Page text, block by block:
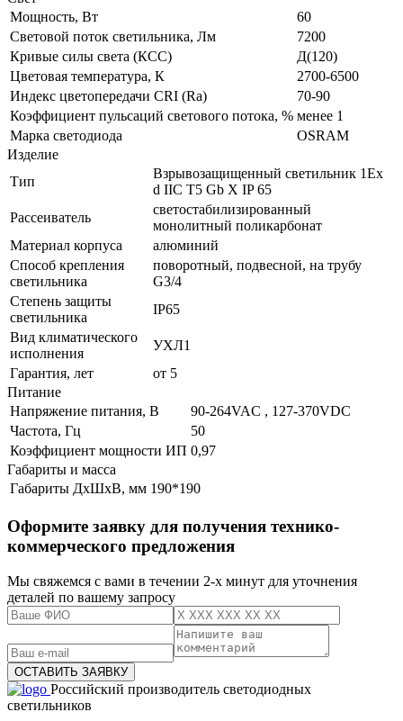
Мощность, Вт
60
Световой поток светильника, Лм
7200
Кривые силы света (КСС)
Д(120)
Цветовая температура, К
2700-6500
Индекс цветопередачи CRI (Ra)
70-90
Коэффициент пульсаций светового потока, % менее 1
Марка светодиода
OSRAM
Изделие
Тип
Взрывозащищенный светильник 1Ex
d IIС T5 Gb X IP 65
Рассеиватель
светостабилизированный
монолитный поликарбонат
Материал корпуса
алюминий
Способ крепления
светильника
поворотный, подвесной, на трубу
G3/4
Степень защиты
светильника
IP65
Вид климатического
исполнения
УХЛ1
Гарантия, лет
от 5
Питание
Напряжение питания, В
90-264VAC , 127-370VDC
Частота, Гц
50
Коэффициент мощности ИП 0,97
Габариты и масса
Габариты ДхШхВ, мм 190*190
Оформите заявку для получения технико-
коммерческого предложения
Мы свяжемся с вами в течении 2-х минут для уточнения
деталей по вашему запросу
Российский производитель светодиодных
светильников